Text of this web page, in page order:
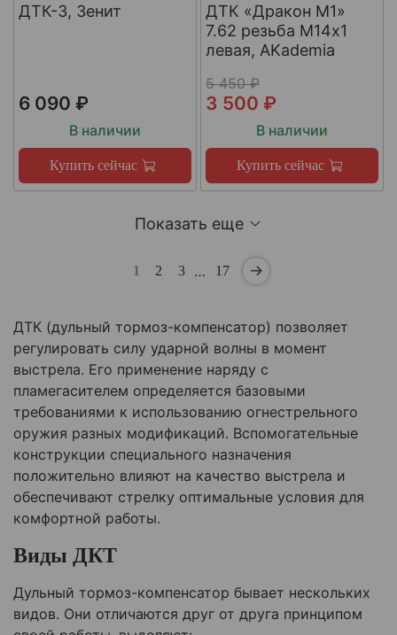
ДТК-3, Зенит
6 090 ₽
В наличии
Купить сейчас
ДТК «Дракон М1»
7.62 резьба М14х1
левая, AKademia
5 450 ₽
3 500 ₽
В наличии
Купить сейчас
Показать еще
1 2 3 … 17
ДТК (дульный тормоз-компенсатор) позволяет
регулировать силу ударной волны в момент
выстрела. Его применение наряду с
пламегасителем определяется базовыми
требованиями к использованию огнестрельного
оружия разных модификаций. Вспомогательные
конструкции специального назначения
положительно влияют на качество выстрела и
обеспечивают стрелку оптимальные условия для
комфортной работы.
Виды ДКТ
Дульный тормоз-компенсатор бывает нескольких
видов. Они отличаются друг от друга принципом